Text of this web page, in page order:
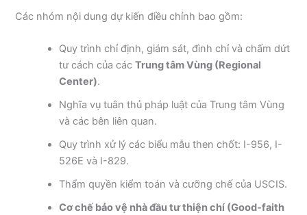
Các nhóm nội dung dự kiến điều chỉnh bao gồm:
Quy trình chỉ định, giám sát, đình chỉ và chấm dứt
tư cách của cácTrung tâm Vùng (Regional
Center).
Nghĩa vụ tuân thủ pháp luật của Trung tâm Vùng
và các bên liên quan.
Quy trình xử lý các biểu mẫu then chốt: I-956, I-
526E và I-829.
Thẩm quyền kiểm toán và cưỡng chế của USCIS.
Cơ chế bảo vệ nhà đầu tư thiện chí (Good-faith